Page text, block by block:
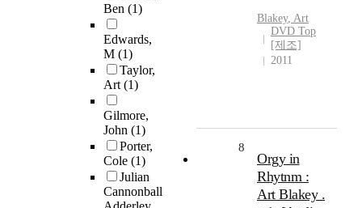
Ben (1)
Edwards,
M (1)
Taylor,
Art(1)
Gilmore,
John (1)
Porter,
Cole (1)
Julian
Cannonball
Blakey, Art
DVD Top
[제조]
2011
8
Orgy in
Rhytnm :
Art Blakey .